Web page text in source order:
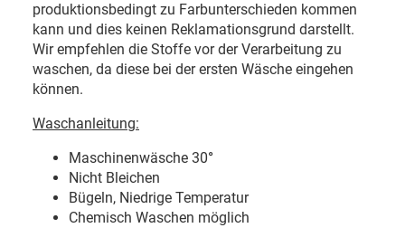
produktionsbedingt zu Farbunterschieden kommen
kann und dies keinen Reklamationsgrund darstellt.
Wir empfehlen die Stoffe vor der Verarbeitung zu
waschen, da diese bei der ersten Wäsche eingehen
können.
Waschanleitung:
Maschinenwäsche 30°
Nicht Bleichen
Bügeln, Niedrige Temperatur
Chemisch Waschen möglich